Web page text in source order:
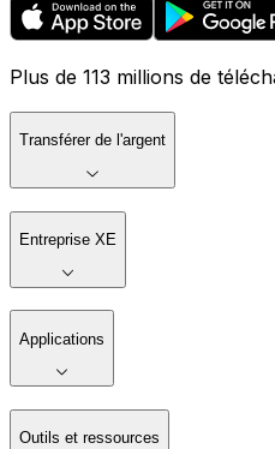
Plus de 113 millions de
Transférer de l'argent
Entreprise XE
Applications
Outils et ressources